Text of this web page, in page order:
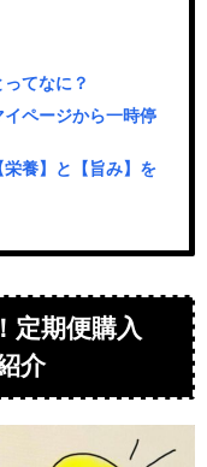
てなに？
ページから一時停
養】と【旨み】を
定期便購入
介